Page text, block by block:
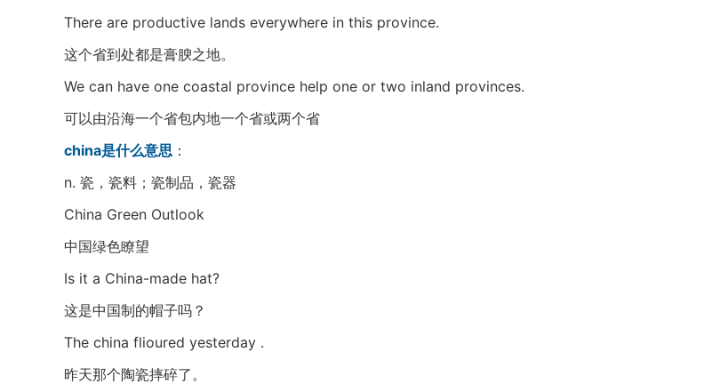
There are productive lands everywhere in this province.
这个省到处都是膏腴之地。
We can have one coastal province help one or two inland provinces.
可以由沿海一个省包内地一个省或两个省
china是什么意思 ：
n. 瓷，瓷料；瓷制品，瓷器
China Green Outlook
中国绿色瞭望
Is it a China-made hat?
这是中国制的帽子吗？
The china flioured yesterday .
昨天那个陶瓷摔碎了。